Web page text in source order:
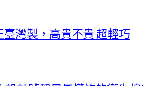
灣製，高貴不貴 超輕巧